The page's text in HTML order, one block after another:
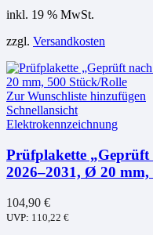
inkl. 19 % MwSt.
zzgl. Versandkosten
Zur Wunschliste hinzufügen
Schnellansicht
Elektrokennzeichnung
Prüfplakette
2026–2031, Ø 20
104,90 €
UVP: 110,22 €